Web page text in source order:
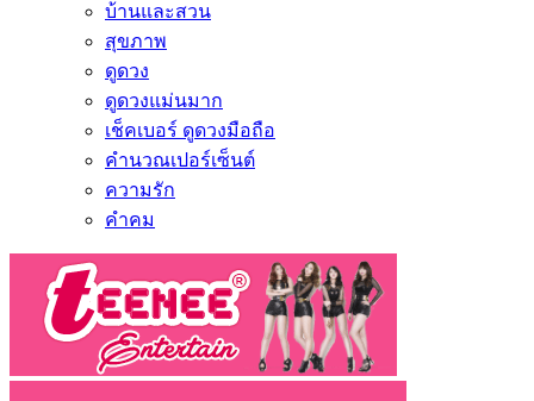
บ้านและสวน
สุขภาพ
ดูดวง
ดูดวงแม่นมาก
เช็คเบอร์ ดูดวงมือถือ
คำนวณเปอร์เซ็นต์
ความรัก
คำคม